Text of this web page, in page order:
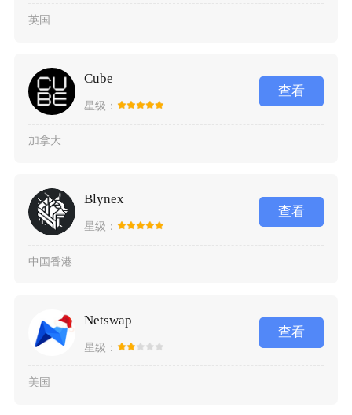
英国
Cube
星级：
查看
加拿大
Blynex
星级：
查看
中国香港
Netswap
星级：
查看
美国